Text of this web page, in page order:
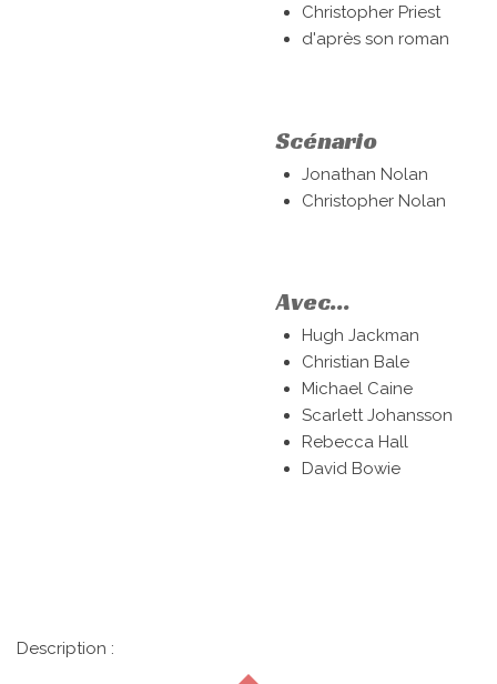
Christopher Priest
d'après son roman
Scénario
Jonathan Nolan
Christopher Nolan
Avec...
Hugh Jackman
Christian Bale
Michael Caine
Scarlett Johansson
Rebecca Hall
David Bowie
Description :